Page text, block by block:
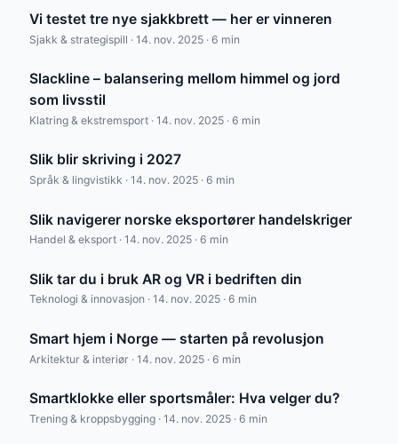
Vi testet tre nye sjakkbrett — her er vinneren
Sjakk & strategispill · 14. nov. 2025 · 6 min
Slackline – balansering mellom himmel og jord
som livsstil
Klatring & ekstremsport · 14. nov. 2025 · 6 min
Slik blir skriving i 2027
Språk & lingvistikk · 14. nov. 2025 · 6 min
Slik navigerer norske eksportører handelskriger
Handel & eksport · 14. nov. 2025 · 6 min
Slik tar du i bruk AR og VR i bedriften din
Teknologi & innovasjon · 14. nov. 2025 · 6 min
Smart hjem i Norge — starten på revolusjon
Arkitektur & interiør · 14. nov. 2025 · 6 min
Smartklokke eller sportsmåler: Hva velger du?
Trening & kroppsbygging · 14. nov. 2025 · 6 min